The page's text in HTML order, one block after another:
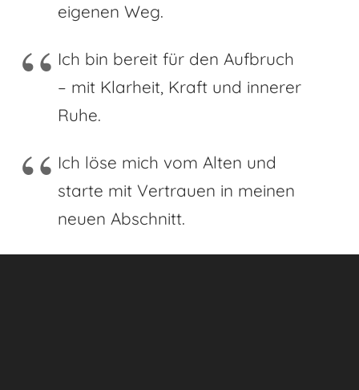
eigenen Weg.
Ich bin bereit für den Aufbruch
– mit Klarheit, Kraft und innerer
Ruhe.
Ich löse mich vom Alten und
starte mit Vertrauen in meinen
neuen Abschnitt.